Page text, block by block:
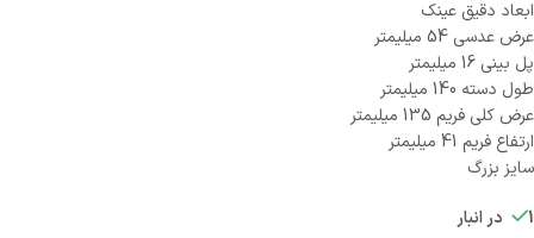
ابعاد دقیق عینک
عرض عدسی 54 میلیمتر
پل بینی 16 میلیمتر
طول دسته 140 میلیمتر
عرض کلی فریم 135 میلیمتر
ارتفاع فریم 41 میلیمتر
سایز بزرگ
1 در انبار